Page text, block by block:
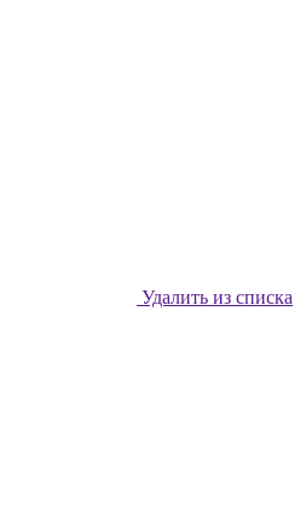
Удалить из списка